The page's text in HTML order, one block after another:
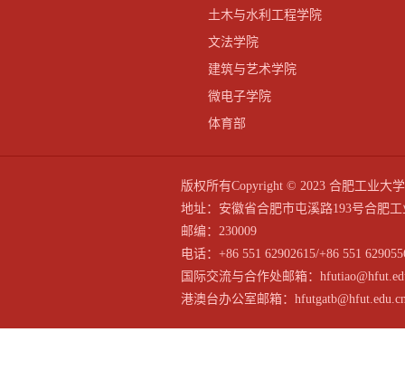
土木与水利工程学院
文法学院
建筑与艺术学院
微电子学院
体育部
版权所有Copyright © 2023 合肥工业大
地址：安徽省合肥市屯溪路193号合肥
邮编：230009
电话：+86 551 62902615/+86 551
国际交流与合作处邮箱：
港澳台办公室邮箱：